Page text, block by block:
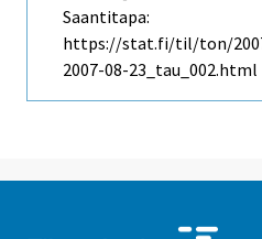
Saantitapa:
https://stat.fi/til/ton/
2007-08-23_tau_002.html